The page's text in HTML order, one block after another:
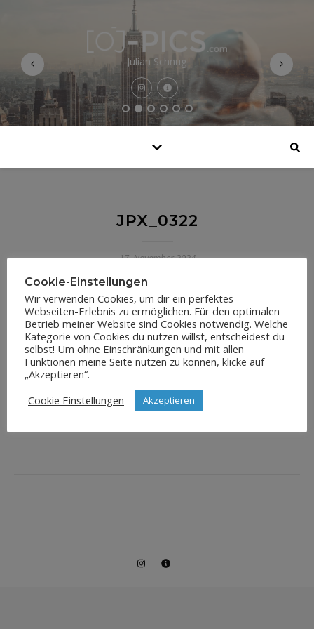
Julian Schnug
JPX_0322
17. November 2024
Cookie-Einstellungen
Wir verwenden Cookies, um dir ein perfektes
Webseiten-Erlebnis zu ermöglichen. Für den optimalen
Betrieb meiner Website sind Cookies notwendig. Welche
Kategorie von Cookies du nutzen willst, entscheidest du
selbst! Um ohne Einschränkungen und mit allen
Funktionen meine Seite nutzen zu können, klicke auf
„Akzeptieren“.
Cookie Einstellungen
Akzeptieren